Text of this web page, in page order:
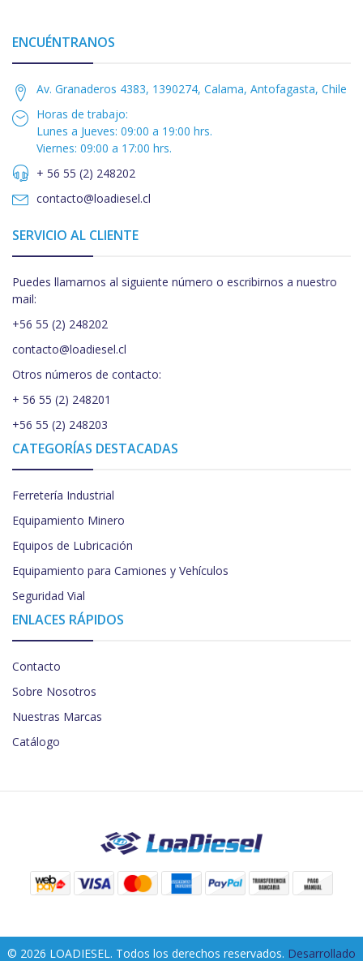
ENCUÉNTRANOS
Av. Granaderos 4383, 1390274, Calama, Antofagasta, Chile
Horas de trabajo:
Lunes a Jueves: 09:00 a 19:00 hrs.
Viernes: 09:00 a 17:00 hrs.
+ 56 55 (2) 248202
contacto@loadiesel.cl
SERVICIO AL CLIENTE
Puedes llamarnos al siguiente número o escribirnos a nuestro
mail:
+56 55 (2) 248202
contacto@loadiesel.cl
Otros números de contacto:
+ 56 55 (2) 248201
+56 55 (2) 248203
CATEGORÍAS DESTACADAS
Ferretería Industrial
Equipamiento Minero
Equipos de Lubricación
Equipamiento para Camiones y Vehículos
Seguridad Vial
ENLACES RÁPIDOS
Contacto
Sobre Nosotros
Nuestras Marcas
Catálogo
© 2026 LOADIESEL. Todos los derechos reservados. Desarrollado